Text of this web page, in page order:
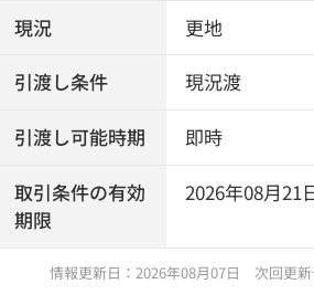
現況 更地
引渡し条件 現況渡
引渡し可能時期 即時
取引条件の有効
期限
2026年08月21
情報更新日：2026年08月07日 次回更新